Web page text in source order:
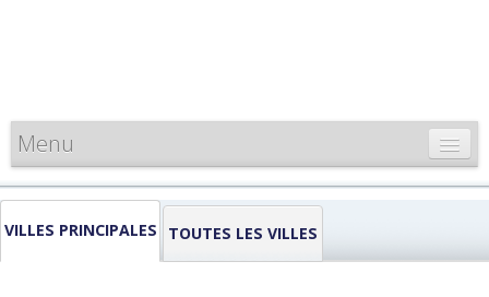
Menu
CARTE DE FRANCE
INFORMATIONS
VILLES PRINCIPALES TOUTES LES VILLES